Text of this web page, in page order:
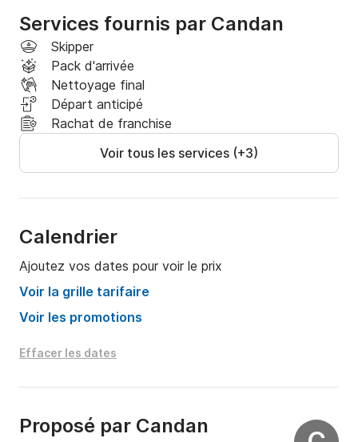
Services fournis par Candan
Skipper
Pack d'arrivée
Nettoyage final
Départ anticipé
Rachat de franchise
Voir tous les services (+3)
Calendrier
Ajoutez vos dates pour voir le prix
Voir la grille tarifaire
Voir les promotions
Effacer les dates
Proposé par Candan